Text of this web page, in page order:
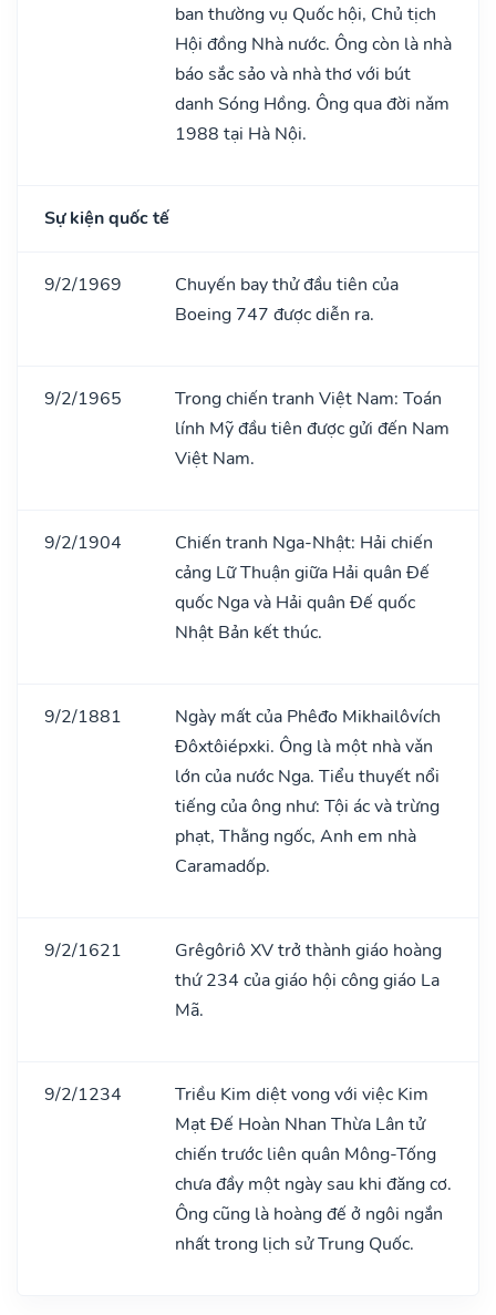
ban thường vụ Quốc hội, Chủ tịch
Hội đồng Nhà nước. Ông còn là nhà
báo sắc sảo và nhà thơ với bút
danh Sóng Hồng. Ông qua đời nǎm
1988 tại Hà Nội.
Sự kiện quốc tế
9/2/1969
Chuyến bay thử đầu tiên của
Boeing 747 được diễn ra.
9/2/1965
Trong chiến tranh Việt Nam: Toán
lính Mỹ đầu tiên được gửi đến Nam
Việt Nam.
9/2/1904
Chiến tranh Nga-Nhật: Hải chiến
cảng Lữ Thuận giữa Hải quân Đế
quốc Nga và Hải quân Đế quốc
Nhật Bản kết thúc.
9/2/1881
Ngày mất của Phêđo Mikhailôvích
Đôxtôiépxki. Ông là một nhà vǎn
lớn của nước Nga. Tiểu thuyết nổi
tiếng của ông như: Tội ác và trừng
phạt, Thằng ngốc, Anh em nhà
Caramadốp.
9/2/1621
Grêgôriô XV trở thành giáo hoàng
thứ 234 của giáo hội công giáo La
Mã.
9/2/1234
Triều Kim diệt vong với việc Kim
Mạt Đế Hoàn Nhan Thừa Lân tử
chiến trước liên quân Mông-Tống
chưa đầy một ngày sau khi đăng cơ.
Ông cũng là hoàng đế ở ngôi ngắn
nhất trong lịch sử Trung Quốc.